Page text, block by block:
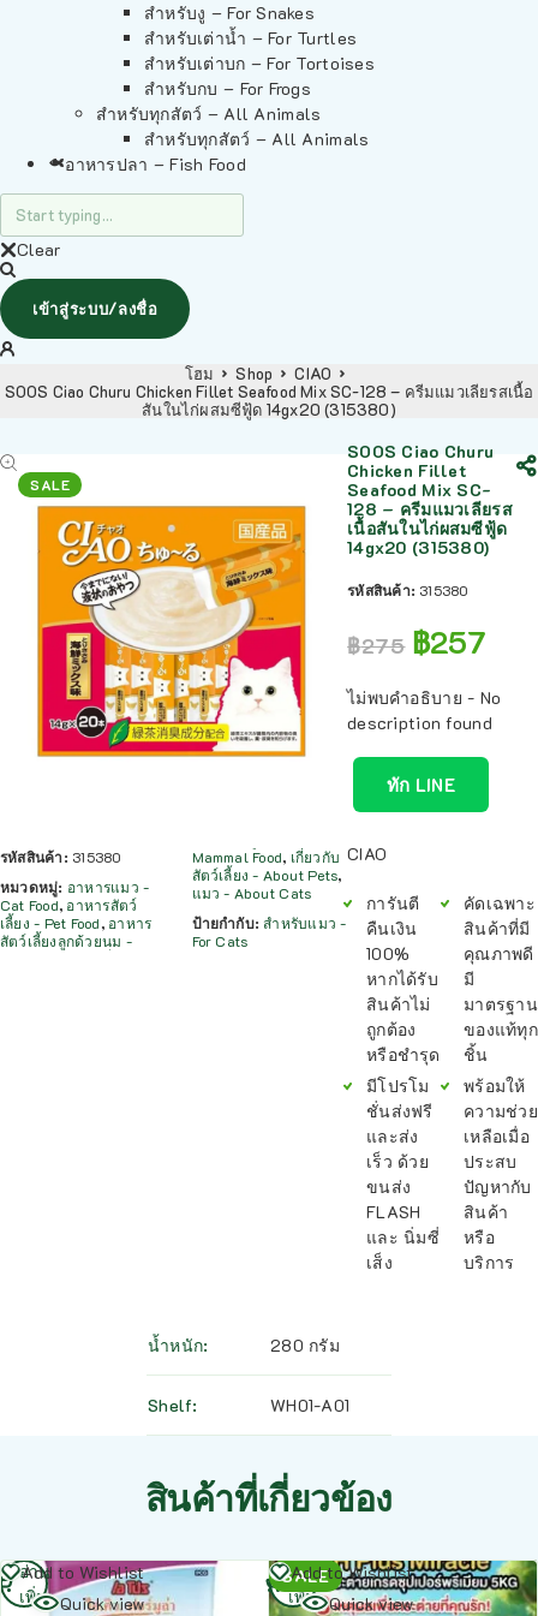
สำหรับงู – For Snakes
สำหรับเต่าน้ำ – For Turtles
สำหรับเต่าบก – For Tortoises
สำหรับกบ – For Frogs
สำหรับทุกสัตว์ – All Animals
สำหรับทุกสัตว์ – All Animals
อาหารปลา – Fish Food
Clear
เข้าสู่ระบบ/ลงชื่อ
โฮม Shop
CIAO
SOOS Ciao Churu Chicken Fillet Seafood Mix SC-128 – ครีมแมวเลียรสเนื้อ
สันในไก่ผสมซีฟู้ด 14gx20 (315380)
SALE
รหัสสินค้า: 315380
หมวดหมู่: อาหารแมว -
Cat Food, อาหารสัตว์
เลี้ยง - Pet Food, อาหาร
สัตว์เลี้ยงลูกด้วยนม -
Mammal Food, เกี่ยวกับ
สัตว์เลี้ยง - About Pets,
แมว - About Cats
ป้ายกำกับ:สำหรับแมว -
For Cats
SOOS Ciao Churu
Chicken Fillet
Seafood Mix SC-
128 – ครีมแมวเลียรส
เนื้อสันในไก่ผสมซีฟู้ด
14gx20 (315380)
รหัสสินค้า: 315380
฿275 ฿257
ไม่พบคำอธิบาย - No
description found
ทัก LINE
CIAO
การันตี
คืนเงิน
100%
หากได้รับ
สินค้าไม่
ถูกต้อง
หรือชำรุด
มีโปรโม
ชั่นส่งฟรี
และส่ง
เร็ว ด้วย
ขนส่ง
FLASH
และ นิ่มซี่
เส็ง
คัดเฉพาะ
สินค้าที่มี
คุณภาพดี
มี
มาตรฐาน
ของแท้ทุก
ชิ้น
พร้อมให้
ความช่วย
เหลือเมื่อ
ประสบ
ปัญหากับ
สินค้า
หรือ
บริการ
น้ำหนัก 280 กรัม
Shelf WH01-A01
สินค้าที่เกี่ยวข้อง
Add to Wishlist
Quick view
อ่าน
เพิ่ม
SALE
Add to Wishlist
Quick view
อ่าน
เพิ่ม